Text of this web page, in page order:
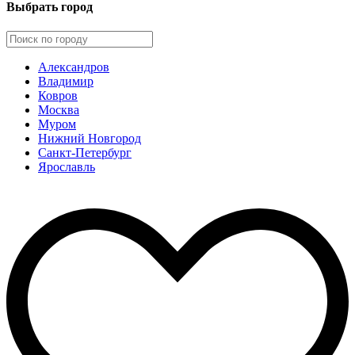
Выбрать город
Александров
Владимир
Ковров
Москва
Муром
Нижний Новгород
Санкт-Петербург
Ярославль